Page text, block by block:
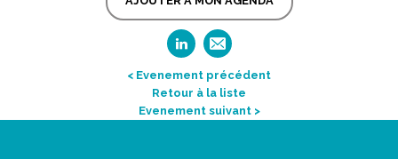
< Evenement précédent
Retour à la liste
Evenement suivant >